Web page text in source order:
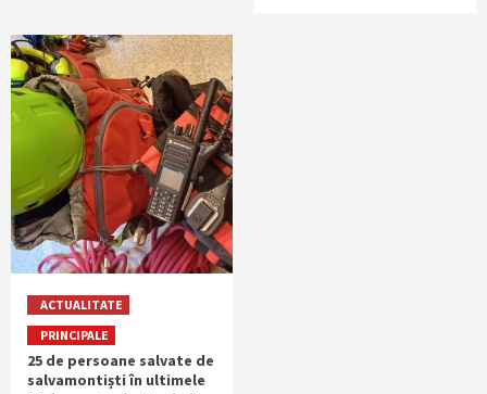
ACTUALITATE
PRINCIPALE
25 de persoane salvate de
salvamontiști în ultimele